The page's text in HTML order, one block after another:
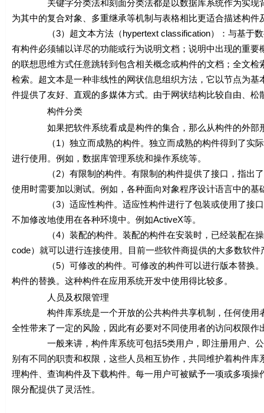
关键字分类法和刻面分类法都是以数据库系统作为实现背
为其中的复合对象、多重继承等机制与表格相比更适合描述构件
（3）超文本方法（hypertext classification）：与基于数据
有构件必须辅以详尽的功能或行为说明文档；说明中出现的重
的联想思维方式任意跳转到包含相关概念或构件的文档；全文
检索。超文本是一种非线性的网状信息组织方法，它以节点为
件提供了友好、直观的多媒体方式。由于网状结构比较自由、
构件分类
如果把软件系统看成是构件的集合，那么从构件的外部形
（1）独立而成熟的构件。独立而成熟的构件得到了实际运
进行使用。例如，数据库管理系统和操作系统等。
（2）有限制的构件。有限制的构件提供了接口，指出了使
使用时需要加以测试。例如，各种面向对象程序设计语言中的基
（3）适应性构件。适应性构件进行了包装或使用了接口技
不加修改地使用在各种环境中。例如ActiveX等。
（4）装配的构件。装配的构件在安装时，已经装配在操作
code）就可以进行连接使用。目前一些软件商提供的大多数软件
（5）可修改的构件。可修改的构件可以进行版本替换。如
构件的替换。这种构件在应用系统开发中使用得比较多。
人员及权限管理
构件库系统是一个开放的公共构件共享机制，任何使用者
全性带来了一定的风险，因此有必要对不同使用者的访问权限
一般来讲，构件库系统可包括5类用户，即注册用户、公共
别有不同的职责和权限，这些人员相互协作，共同维护着构件
理构件、查询构件及下载构件。每一用户可被赋予一项或多项
限分配提供了灵活性。